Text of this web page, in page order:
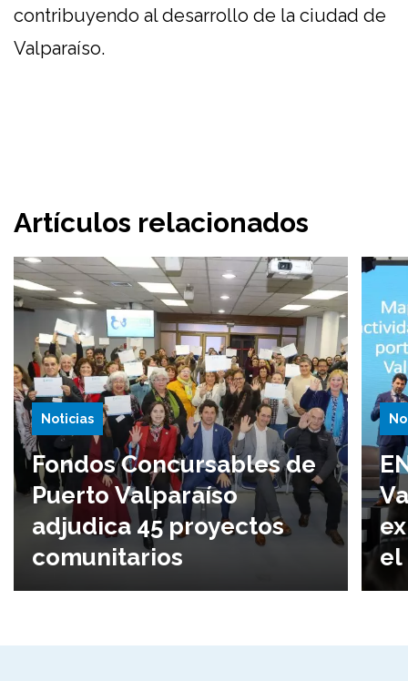
contribuyendo al desarrollo de la ciudad de
Valparaíso.
Artículos relacionados
Noticias
Fondos Concursables de
Puerto Valparaíso
adjudica 45 proyectos
comunitarios
el